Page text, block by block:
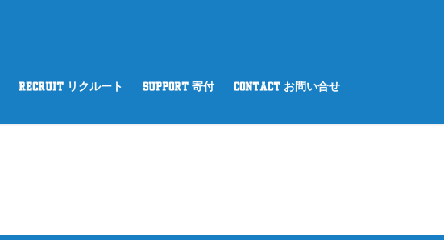
RECRUIT リクルート SUPPORT 寄付 CONTACT お問い合せ